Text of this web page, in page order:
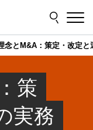
念とM&A：策定・改定と
策
実務